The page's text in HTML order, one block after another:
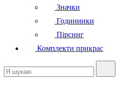
Значки
Годинники
Пірсинг
Комплекти прикрас